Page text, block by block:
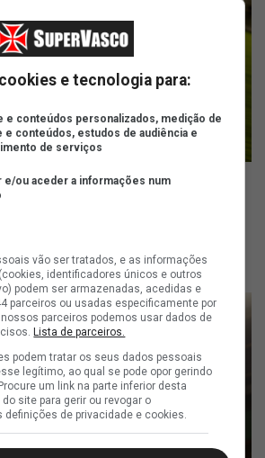
e tecnologia para:
e conteúdos personalizados, medição de
e conteúdos, estudos de audiência e
de serviços
e/ou aceder a informações num
vão ser tratados, e as informações
identificadores únicos e outros
podem ser armazenadas, acedidas e
parceiros ou usadas especificamente por
parceiros podemos usar dados de
Lista de parceiros.
podem tratar os seus dados pessoais
legítimo, ao qual se pode opor gerindo
um link na parte inferior desta
site para gerir ou revogar o
de privacidade e cookies.